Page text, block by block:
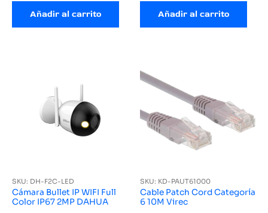
Añadir al carrito Añadir al carrito
SKU: DH-F2C-LED
Cámara Bullet IP WIFI Full
Color IP67 2MP DAHUA
SKU: KD-PAUT61000
Cable Patch Cord Categoría
6 10M Virec